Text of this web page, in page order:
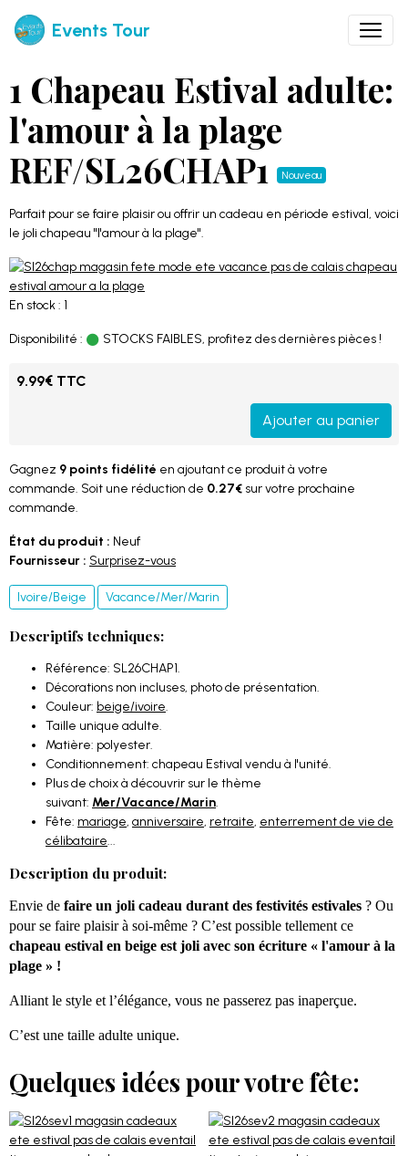
Events Tour
1 Chapeau Estival adulte:
l'amour à la plage
REF/SL26CHAP1
Nouveau
Parfait pour se faire plaisir ou offrir un cadeau en période estival, voici
le joli chapeau "l'amour à la plage".
En stock : 1
Disponibilité : STOCKS FAIBLES, profitez des dernières pièces !
9.99€ TTC
Ajouter au panier
Gagnez 9 points fidélité en ajoutant ce produit à votre
commande. Soit une réduction de 0.27€ sur votre prochaine
commande.
État du produit : Neuf
Fournisseur : Surprisez-vous
Ivoire/Beige Vacance/Mer/Marin
Descriptifs techniques:
Référence: SL26CHAP1.
Décorations non incluses, photo de présentation.
Couleur: beige/ivoire.
Taille unique adulte.
Matière: polyester.
Conditionnement: chapeau Estival vendu à l'unité.
Plus de choix à découvrir sur le thème
suivant: Mer/Vacance/Marin.
Fête: mariage, anniversaire, retraite, enterrement de vie de
célibataire...
Description du produit:
Envie de faire un joli cadeau durant des festivités estivales ? Ou
pour se faire plaisir à soi-même ? C’est possible tellement ce
chapeau estival en beige est joli avec son écriture « l'amour à la
plage » !
Alliant le style et l’élégance, vous ne passerez pas inaperçue.
C’est une taille adulte unique.
Quelques idées pour votre fête: